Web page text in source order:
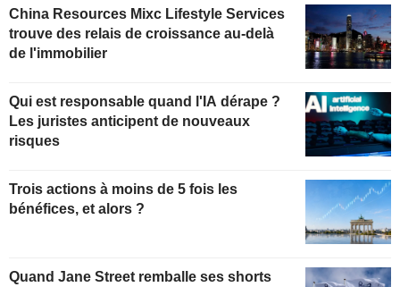
China Resources Mixc Lifestyle Services
trouve des relais de croissance au-delà
de l'immobilier
Qui est responsable quand l'IA dérape ?
Les juristes anticipent de nouveaux
risques
Trois actions à moins de 5 fois les
bénéfices, et alors ?
Quand Jane Street remballe ses shorts